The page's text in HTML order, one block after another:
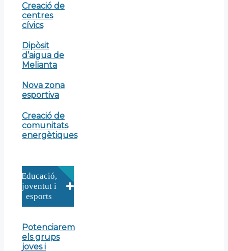
Creació de
centres
cívics
Dipòsit
d’aigua de
Melianta
Nova zona
esportiva
Creació de
comunitats
energètiques
Educació,
joventut i
esports
Potenciarem
els grups
joves i